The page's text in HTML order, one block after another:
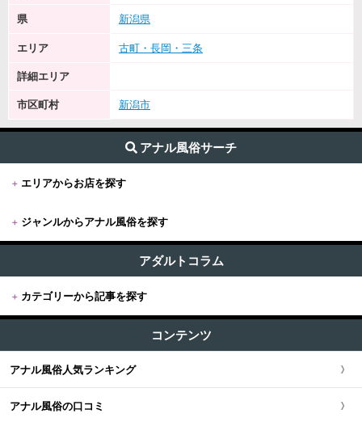
県 新潟県
エリア 古町・長岡・三条
詳細エリア
市区町村 新潟市
アナル風俗サーチ
+ エリアからお店を探す
+東京
東京全域
新宿・歌舞伎町・新大久保・高田馬場
池袋・大塚・巣鴨
関東版TOP
埼玉県
神奈川県
+関西
関西全域
大阪府
東海・北陸・甲信越版TOP
東海・北陸・甲信越全域
+ ジャンルからアナル風俗を探す
マニアプレイ・フェチプレイ (49)
アダルトコラム
+ カテゴリーから記事を探す
コンテンツ
アナル風俗人気ランキング
アナル風俗の口コミ